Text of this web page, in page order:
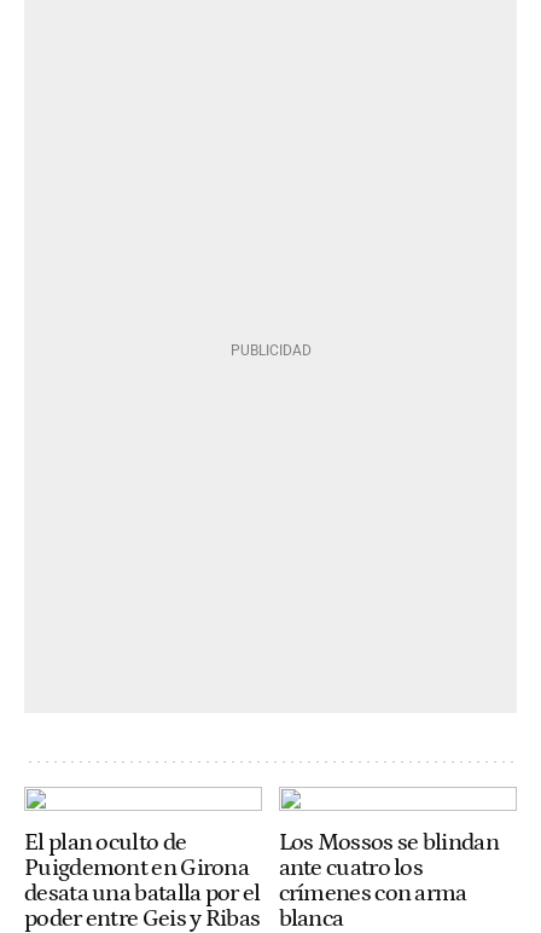
El plan oculto de
Puigdemont en Girona
desata una batalla por el
poder entre Geis y Ribas
Los Mossos se blindan
ante cuatro los
crímenes con arma
blanca